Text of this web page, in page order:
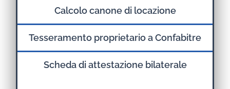
Calcolo canone di locazione
Tesseramento proprietario a Confabitre
Scheda di attestazione bilaterale